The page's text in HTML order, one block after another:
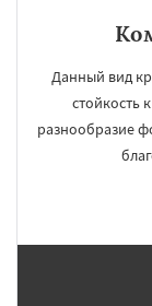
Данный вид
стойкость
разнообразие